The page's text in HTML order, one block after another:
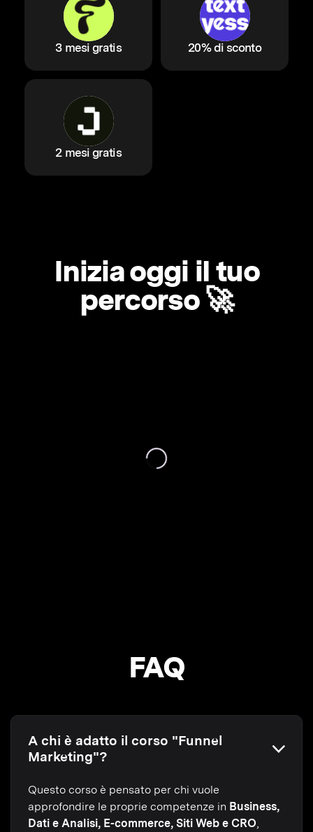
3 mesi gratis 20% di sconto
2 mesi gratis
Inizia oggi il tuo
percorso 🚀
FAQ
A chi è adatto il corso "Funnel
Marketing"?
Questo corso è pensato per chi vuole
approfondire le proprie competenze in Business,
Dati e Analisi, E-commerce, Siti Web e CRO